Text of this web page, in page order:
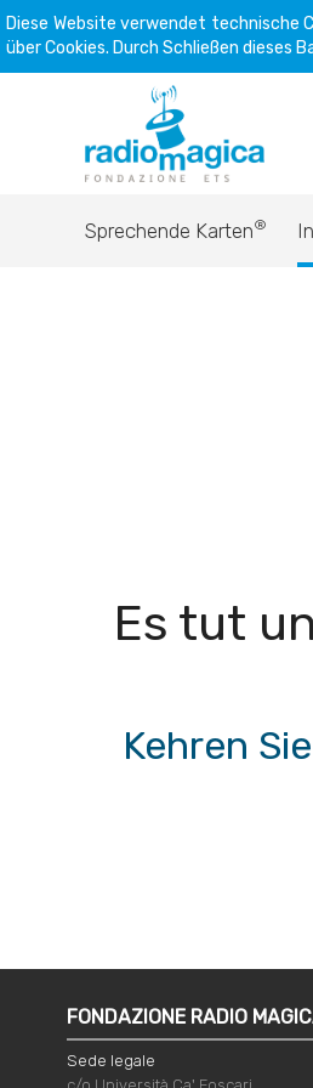
Diese Website verwendet technische
über Cookies. Durch Schließen dieses
Sprechende Karten®
Es tut
Kehren
FONDAZIONE RADIO
Sede legale